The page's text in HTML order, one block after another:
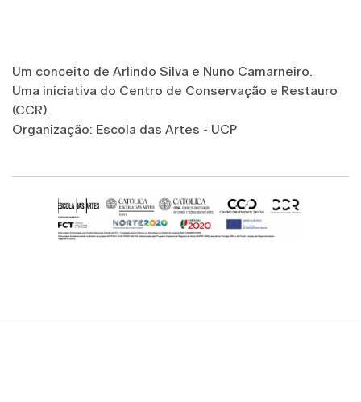
Um conceito de Arlindo Silva e Nuno Camarneiro.
Uma iniciativa do Centro de Conservação e Restauro
(CCR).
Organização: Escola das Artes - UCP